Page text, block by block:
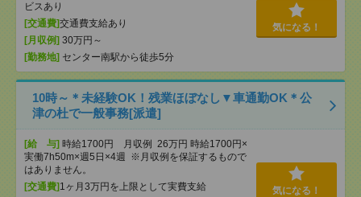
ビスあり
[交通費]交通費支給あり
[月収例] 30万円～
[勤務地] センター南駅から徒歩5分
気になる！
10時～＊未経験OK！残業ほぼなし▼車通勤OK＊公
津の杜で一般事務[派遣]
[給 与] 時給1700円 月収例 26万円 時給1700円×
実働7h50m×週5日×4週 ※月収例を保証するもので
はありません。
[交通費] 1ヶ月3万円を上限として実費支給
気になる！